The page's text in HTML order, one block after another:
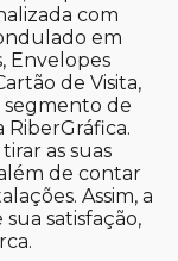
com
em
Envelopes
de Visita,
segmento de
RiberGráfica.
as suas
de contar
Assim, a
satisfação,